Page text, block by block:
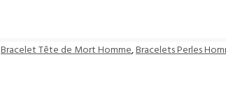
Bracelet Tête de Mort Homme,Bracelets Perles